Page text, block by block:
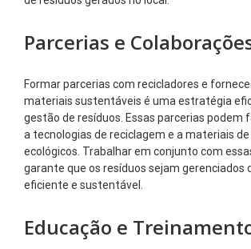
Parcerias e
Formar parcerias com recicladores e
materiais sustentáveis é uma estratégia
gestão de resíduos. Essas parcerias podem
a tecnologias de reciclagem e a materiais
ecológicos. Trabalhar em conjunto com
garante que os resíduos sejam gerenciados
eficiente e sustentável.
Educação e